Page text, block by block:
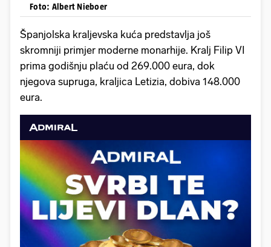
Foto: Albert Nieboer
Španjolska kraljevska kuća predstavlja još
skromniji primjer moderne monarhije. Kralj Filip VI
prima godišnju plaću od 269.000 eura, dok
njegova supruga, kraljica Letizia, dobiva 148.000
eura.